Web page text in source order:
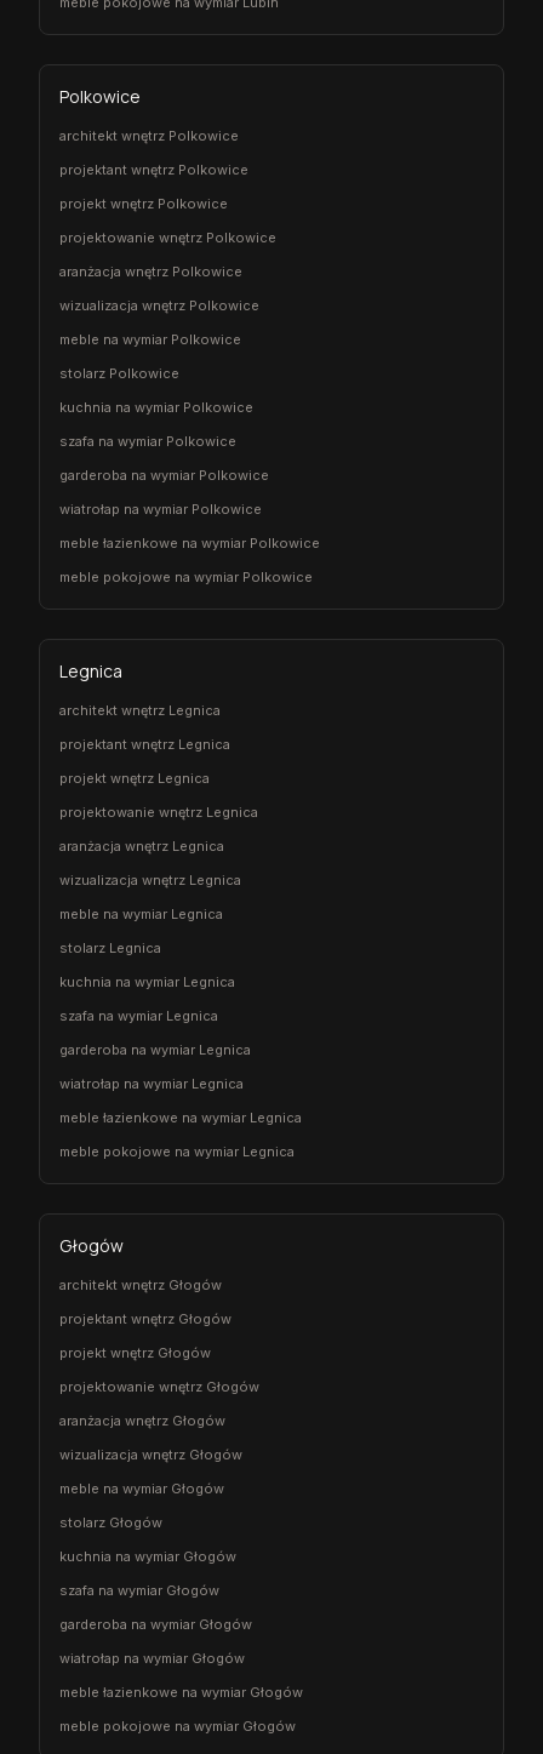
Polkowice
architekt wnętrz Polkowice
projektant wnętrz Polkowice
projekt wnętrz Polkowice
projektowanie wnętrz Polkowice
aranżacja wnętrz Polkowice
wizualizacja wnętrz Polkowice
meble na wymiar Polkowice
stolarz Polkowice
kuchnia na wymiar Polkowice
szafa na wymiar Polkowice
garderoba na wymiar Polkowice
wiatrołap na wymiar Polkowice
meble łazienkowe na wymiar Polkowice
meble pokojowe na wymiar Polkowice
Legnica
architekt wnętrz Legnica
projektant wnętrz Legnica
projekt wnętrz Legnica
projektowanie wnętrz Legnica
aranżacja wnętrz Legnica
wizualizacja wnętrz Legnica
meble na wymiar Legnica
stolarz Legnica
kuchnia na wymiar Legnica
szafa na wymiar Legnica
garderoba na wymiar Legnica
wiatrołap na wymiar Legnica
meble łazienkowe na wymiar Legnica
meble pokojowe na wymiar Legnica
Głogów
architekt wnętrz Głogów
projektant wnętrz Głogów
projekt wnętrz Głogów
projektowanie wnętrz Głogów
aranżacja wnętrz Głogów
wizualizacja wnętrz Głogów
meble na wymiar Głogów
stolarz Głogów
kuchnia na wymiar Głogów
szafa na wymiar Głogów
garderoba na wymiar Głogów
wiatrołap na wymiar Głogów
meble łazienkowe na wymiar Głogów
meble pokojowe na wymiar Głogów